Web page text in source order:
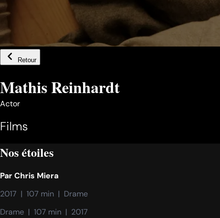
Retour
Mathis Reinhardt
Actor
Films
Nos étoiles
ParChris Miera
2017  |  107 min  |  Drame
Drame  |  107 min  |  2017